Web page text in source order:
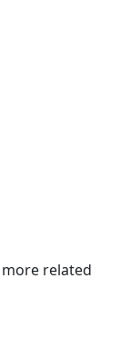
related